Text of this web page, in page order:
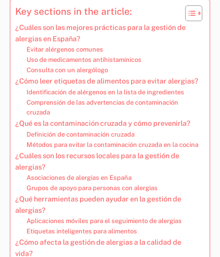
Key sections in the article:
¿Cuáles son las mejores prácticas para la gestión de
alergias en España?
Evitar alérgenos comunes
Uso de medicamentos antihistamínicos
Consulta con un alergólogo
¿Cómo leer etiquetas de alimentos para evitar alergias?
Identificación de alérgenos en la lista de ingredientes
Comprensión de las advertencias de contaminación
cruzada
¿Qué es la contaminación cruzada y cómo prevenirla?
Definición de contaminación cruzada
Métodos para evitar la contaminación cruzada en la cocina
¿Cuáles son los recursos locales para la gestión de
alergias?
Asociaciones de alergias en España
Grupos de apoyo para personas con alergias
¿Qué herramientas pueden ayudar en la gestión de
alergias?
Aplicaciones móviles para el seguimiento de alergias
Etiquetas inteligentes para alimentos
¿Cómo afecta la gestión de alergias a la calidad de
vida?